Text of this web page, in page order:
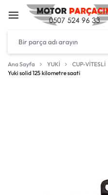
Ana Sayfa YUKİ CUP-VİTESLİ
Yuki solid 125 kilometre saati